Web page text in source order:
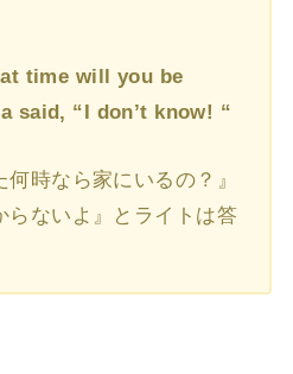
time will you be
said, “I don’t know! “
何時なら家にいるの？』
らないよ』とライトは答